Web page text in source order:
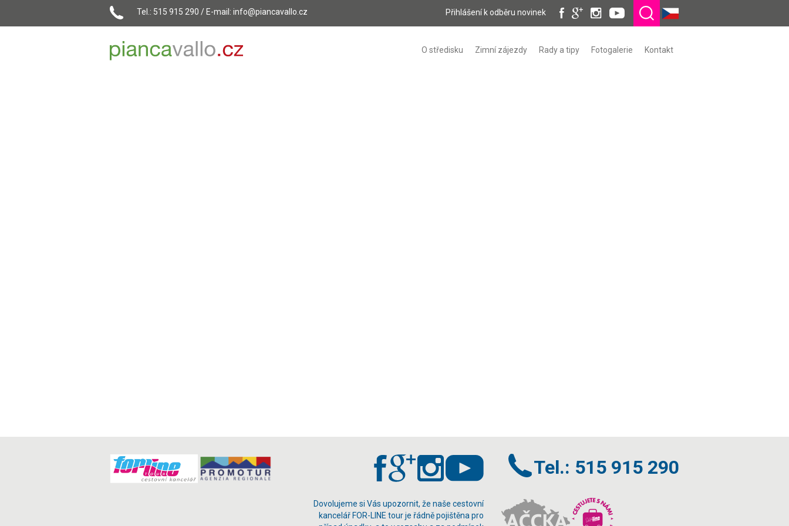
Tel.: 515 915 290 / E-mail: info@piancavallo.cz Přihlášení k odběru novinek
O středisku Zimní zájezdy Rady a tipy Fotogalerie Kontakt
Tel.: 515 915 290
Dovolujeme si Vás upozornit, že naše cestovní
kancelář FOR-LINE tour je řádně pojištěna pro